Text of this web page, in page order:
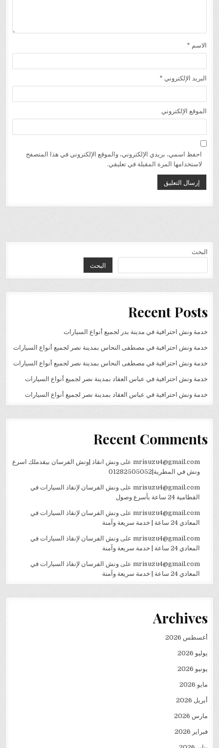
الاسم *
البريد الإلكتروني *
الموقع الإلكتروني
احفظ اسمي، بريدي الإلكتروني، والموقع الإلكتروني في هذا المتصفح
لاستخدامها المرة المقبلة في تعليقي.
البحث
البحث
Recent Posts
خدمة ونش احترافية في مدينة بدر لجميع أنواع السيارات
خدمة ونش احترافية في مصطفى النحاس بمدينة نصر لجميع أنواع السيارات
خدمة ونش احترافية في مصطفى النحاس بمدينة نصر لجميع أنواع السيارات
خدمة ونش احترافية في عباس العقاد بمدينة نصر لجميع أنواع السيارات
خدمة ونش احترافية في عباس العقاد بمدينة نصر لجميع أنواع السيارات
Recent Comments
mrisuzu4@gmail.comعلى ونش انقاذ |ونش الفرسان بيقدملك اسرع
ونش في المطرية|01282505052
mrisuzu4@gmail.comعلى ونش الفرسان لإنقاذ السيارات في
القطامية 24 ساعة بأسرع وصول
mrisuzu4@gmail.comعلى ونش الفرسان لإنقاذ السيارات في
المعادي 24 ساعة | خدمة سريعة وآمنة
mrisuzu4@gmail.comعلى ونش الفرسان لإنقاذ السيارات في
المعادي 24 ساعة | خدمة سريعة وآمنة
mrisuzu4@gmail.comعلى ونش الفرسان لإنقاذ السيارات في
المعادي 24 ساعة | خدمة سريعة وآمنة
Archives
أغسطس 2026
يوليو 2026
يونيو 2026
مايو 2026
أبريل 2026
مارس 2026
فبراير 2026